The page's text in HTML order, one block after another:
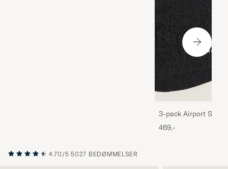
3-pack Airport
Melange
469,-
4.70/5 5027 BEDØMMELSER